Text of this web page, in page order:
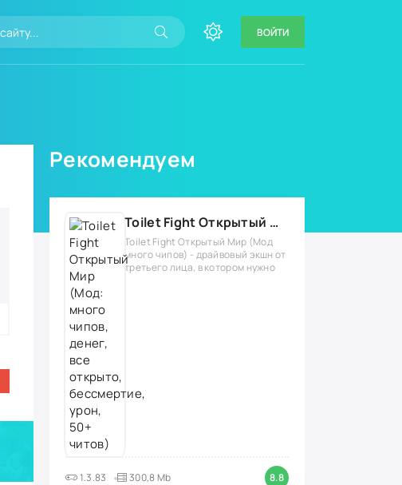
ВОЙТИ
Рекомендуем
Toilet Fight Открытый Мир (Мод: много чипов, денег, все открыто, бессмертие, урон, 50+ читов)
Toilet Fight Открытый Мир (Мод
много чипов) - драйвовый экшн от
третьего лица, в котором нужно
1.3.83 300,8 Mb 8.8